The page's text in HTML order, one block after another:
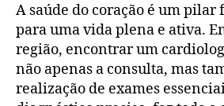
A saúde do coração é um
para uma vida plena e ativa.
região, encontrar um
não apenas a consulta, mas
realização de exames